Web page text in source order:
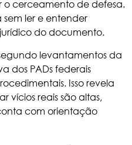
o cerceamento de defesa.
ler e entender
do documento.
levantamentos da
dos PADs federais
Isso revela
vícios reais são altas,
com orientação